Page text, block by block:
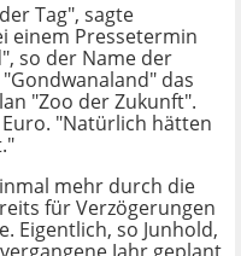
Tag", sagte
einem Pressetermin
so der Name der
das
"Zoo der Zukunft".
"Natürlich hätten
mehr durch die
für Verzögerungen
Eigentlich, so Junhold,